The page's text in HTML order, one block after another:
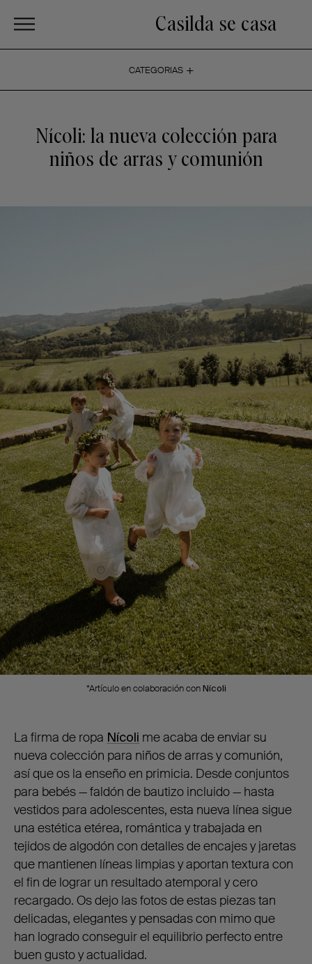
Casilda se casa
CATEGORIAS +
Nícoli: la nueva colección para
niños de arras y comunión
*Artículo en colaboración conNícoli
La firma de ropa Nícoli me acaba de enviar su
nueva colección para niños de arras y comunión,
así que os la enseño en primicia. Desde conjuntos
para bebés — faldón de bautizo incluido — hasta
vestidos para adolescentes, esta nueva línea sigue
una estética etérea, romántica y trabajada en
tejidos de algodón con detalles de encajes y jaretas
que mantienen líneas limpias y aportan textura con
el fin de lograr un resultado atemporal y cero
recargado. Os dejo las fotos de estas piezas tan
delicadas, elegantes y pensadas con mimo que
han logrado conseguir el equilibrio perfecto entre
buen gusto y actualidad.